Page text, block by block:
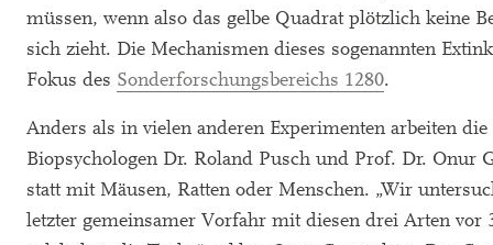
müssen, wenn also das gelbe Quadrat plötzlich keine
sich zieht. Die Mechanismen dieses sogenannten
Fokus des Sonderforschungsbereichs 1280.
Anders als in vielen anderen Experimenten arbeiten
Biopsychologen Dr. Roland Pusch und Prof. Dr. Onur
statt mit Mäusen, Ratten oder Menschen. „Wir
letzter gemeinsamer Vorfahr mit diesen drei Arten vor